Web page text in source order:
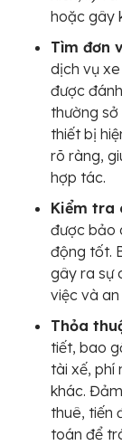
hoặc gây
Tìm đơn
dịch vụ
được
thường sở
thiết bị
rõ ràng,
hợp tác.
Kiểm tra
được bảo
động tốt.
gây ra sự
việc và
Thỏa
tiết, bao
tài xế, phí
khác.
thuê, tiến
toán để